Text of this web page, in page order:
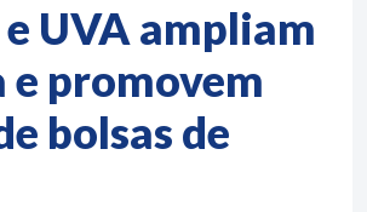
e UVA ampliam
e promovem
bolsas de